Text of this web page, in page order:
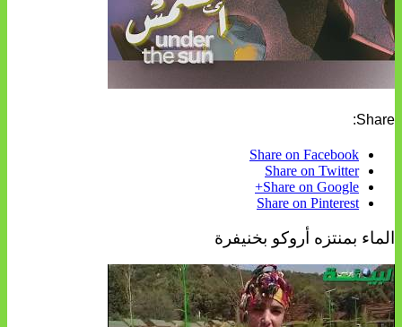
Share:
Share on Facebook
Share on Twitter
Share on Google+
Share on Pinterest
الماء بمنتزه أروكو بخنيفرة